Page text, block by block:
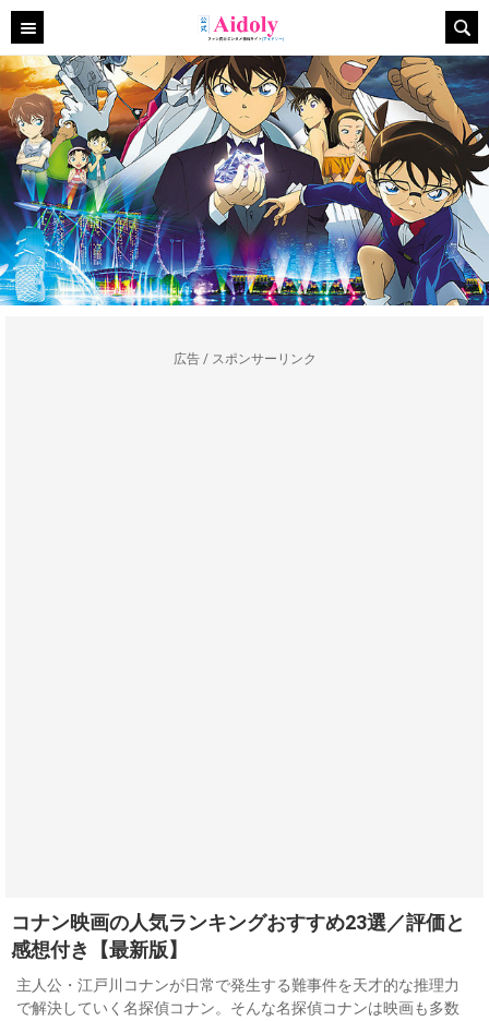
広告 / スポンサーリンク
コナン映画の人気ランキングおすすめ23選／評価と
感想付き【最新版】
主人公・江戸川コナンが日常で発生する難事件を天才的な推理力
で解決していく名探偵コナン。そんな名探偵コナンは映画も多数